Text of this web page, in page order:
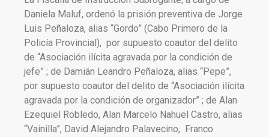
Daniela Maluf, ordenó la prisión preventiva de Jorge
Luis Peñaloza, alias “Gordo” (Cabo Primero de la
Policía Provincial), por supuesto coautor del delito
de “Asociación ilícita agravada por la condición de
jefe” ; de Damián Leandro Peñaloza, alias “Pepe”,
por supuesto coautor del delito de “Asociación ilícita
agravada por la condición de organizador” ; de Alan
Ezequiel Robledo, Alan Marcelo Nahuel Castro, alias
“Vainilla”, David Alejandro Palavecino, Franco